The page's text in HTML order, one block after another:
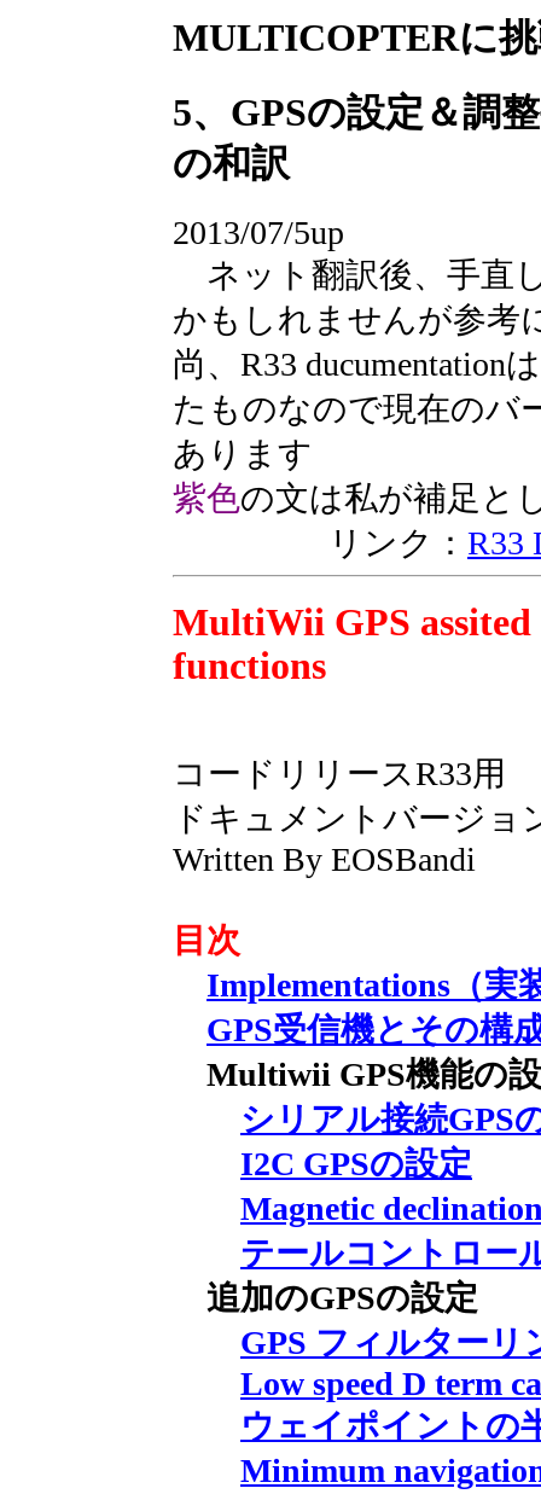
MULTICOPTERに
5、GPSの設定＆調
の和訳
2013/07/5up
ネット翻訳後、手直
かもしれませんが参考
尚、R33
たものなので現在のバ
あります
紫色の文は私が補足と
リンク： R33
MultiWii GPS
functions
コードリリースR33用
ドキュメントバージョ
Written By EOSBandi
目次
Implementations（実
GPS受信機とその構
Multiwii GPS機能の
シリアル接続GPS
I2C GPSの設定
Magnetic
テールコントロー
追加のGPSの設定
GPS フィルターリ
Low speed D term
ウェイポイントの
Minimum